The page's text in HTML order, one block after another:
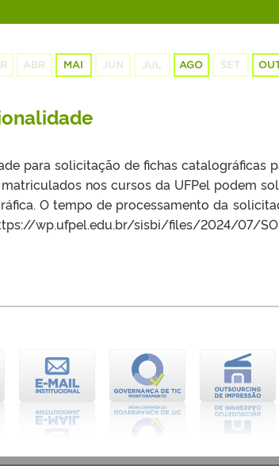
ABR MAI JUN JUL AGO SET
para solicitação de fichas catalográficas
nos cursos da UFPel podem
O tempo de processamento da
wp.ufpel.edu.br/sisbi/files/2024/07/